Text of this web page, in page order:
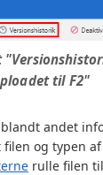
til F2"
andet
og typen
rulle filen